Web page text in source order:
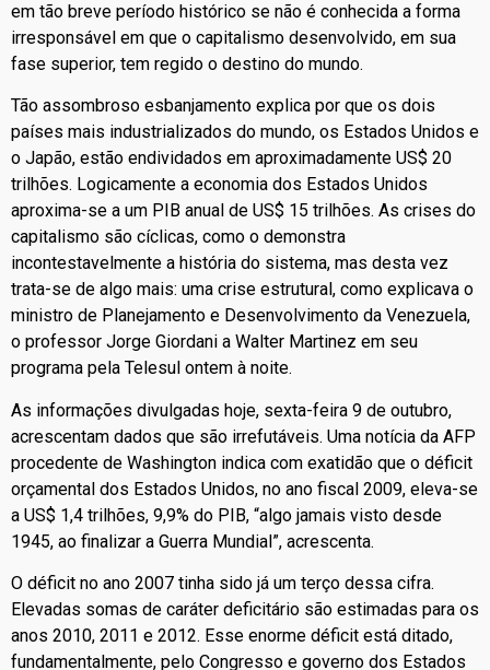
em tão breve período histórico se não é conhecida a forma
irresponsável em que o capitalismo desenvolvido, em sua
fase superior, tem regido o destino do mundo.
Tão assombroso esbanjamento explica por que os dois
países mais industrializados do mundo, os Estados Unidos e
o Japão, estão endividados em aproximadamente US$ 20
trilhões. Logicamente a economia dos Estados Unidos
aproxima-se a um PIB anual de US$ 15 trilhões. As crises do
capitalismo são cíclicas, como o demonstra
incontestavelmente a história do sistema, mas desta vez
trata-se de algo mais: uma crise estrutural, como explicava o
ministro de Planejamento e Desenvolvimento da Venezuela,
o professor Jorge Giordani a Walter Martinez em seu
programa pela Telesul ontem à noite.
As informações divulgadas hoje, sexta-feira 9 de outubro,
acrescentam dados que são irrefutáveis. Uma notícia da AFP
procedente de Washington indica com exatidão que o déficit
orçamental dos Estados Unidos, no ano fiscal 2009, eleva-se
a US$ 1,4 trilhões, 9,9% do PIB, “algo jamais visto desde
1945, ao finalizar a Guerra Mundial”, acrescenta.
O déficit no ano 2007 tinha sido já um terço dessa cifra.
Elevadas somas de caráter deficitário são estimadas para os
anos 2010, 2011 e 2012. Esse enorme déficit está ditado,
fundamentalmente, pelo Congresso e governo dos Estados